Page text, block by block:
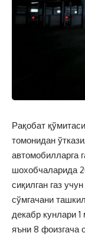
Рақобат
томонидан
автомобилларга
шохобчаларида
сиқилган газ
сўмгачани
декабр кунлари 1
яъни 8 фоизгача